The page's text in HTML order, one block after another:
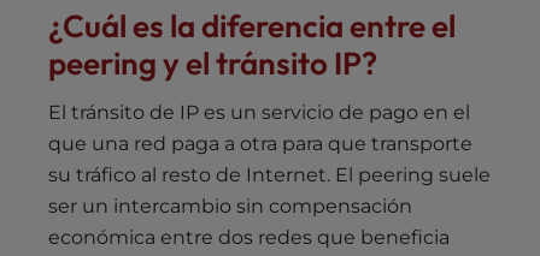
¿Cuál es la diferencia entre el
peering y el tránsito IP?
El tránsito de IP es un servicio de pago en el
que una red paga a otra para que transporte
su tráfico al resto de Internet. El peering suele
ser un intercambio sin compensación
económica entre dos redes que beneficia